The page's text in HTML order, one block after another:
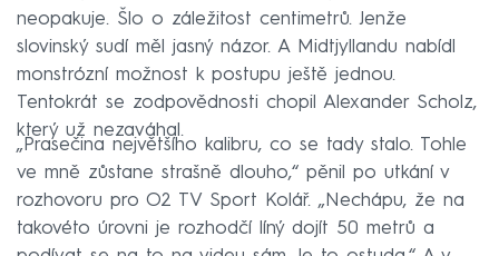
neopakuje. Šlo o záležitost centimetrů. Jenže
slovinský sudí měl jasný názor. A Midtjyllandu nabídl
monstrózní možnost k postupu ještě jednou.
Tentokrát se zodpovědnosti chopil Alexander Scholz,
který už nezaváhal.
„Prasečina největšího kalibru, co se tady stalo. Tohle
ve mně zůstane strašně dlouho,“ pěnil po utkání v
rozhovoru pro O2 TV Sport Kolář. „Nechápu, že na
takovéto úrovni je rozhodčí líný dojít 50 metrů a